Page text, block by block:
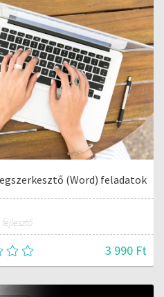
(Word) feladatok
3 990 Ft